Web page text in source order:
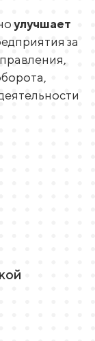
улучшает
за